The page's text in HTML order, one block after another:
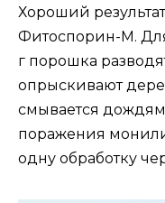
Хороший
Фитоспорин-М.
г порошка
опрыскивают
смывается
поражения
одну обработку